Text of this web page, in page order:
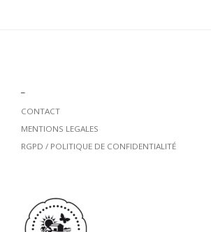
CONTACT
MENTIONS LEGALES
RGPD / POLITIQUE DE CONFIDENTIALITÉ